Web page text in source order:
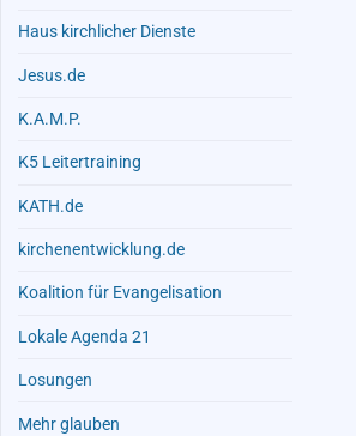
Haus kirchlicher Dienste
Jesus.de
K.A.M.P.
K5 Leitertraining
KATH.de
kirchenentwicklung.de
Koalition für Evangelisation
Lokale Agenda 21
Losungen
Mehr glauben